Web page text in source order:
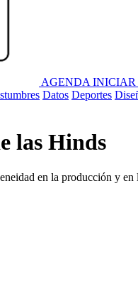
AGENDA INICIAR
Datos Deportes
las Hinds
en la producción y